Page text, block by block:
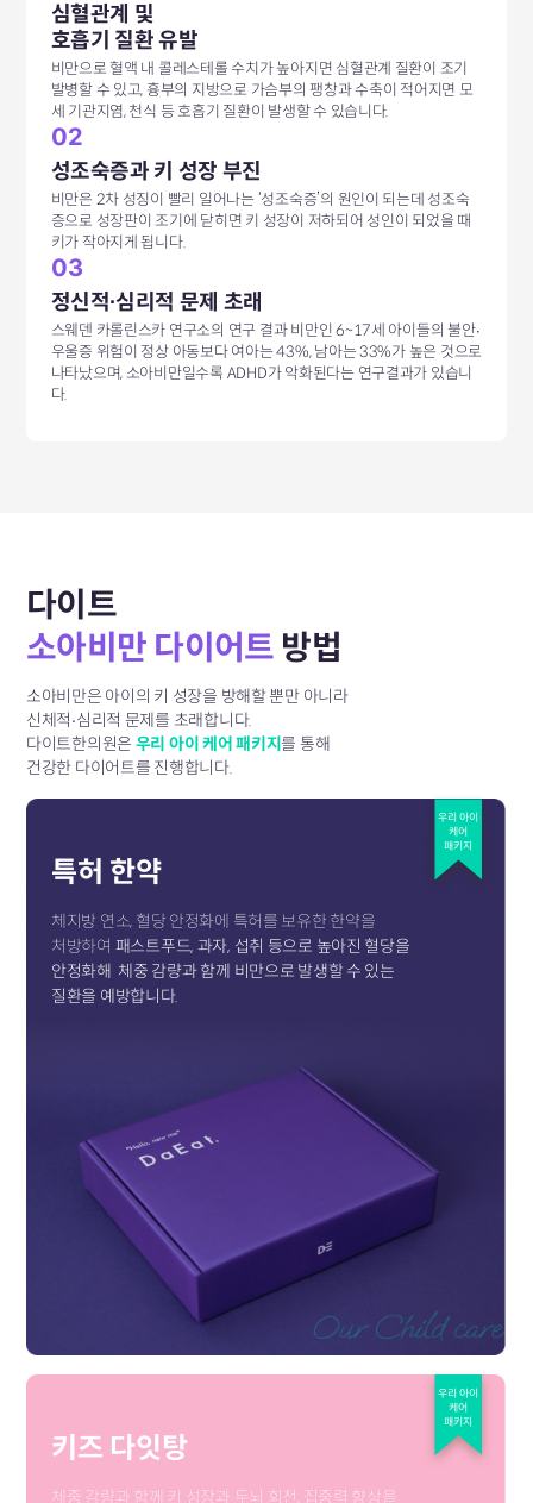
심혈관계 및
호흡기 질환 유발
비만으로 혈액 내 콜레스테롤 수치가 높아지면 심혈관계 질환이 조기
발병할 수 있고, 흉부의 지방으로 가슴부의 팽창과 수축이 적어지면 모
세 기관지염, 천식 등 호흡기 질환이 발생할 수 있습니다.
02
성조숙증과 키 성장 부진
비만은 2차 성징이 빨리 일어나는 ‘성조숙증’의 원인이 되는데 성조숙
증으로 성장판이 조기에 닫히면 키 성장이 저하되어 성인이 되었을 때
키가 작아지게 됩니다.
03
정신적∙심리적 문제 초래
스웨덴 카롤린스카 연구소의 연구 결과 비만인 6~17세 아이들의 불안∙
우울증 위험이 정상 아동보다 여아는 43%, 남아는 33%가 높은 것으로
나타났으며, 소아비만일수록 ADHD가 악화된다는 연구결과가 있습니
다.
다이트
소아비만 다이어트 방법
소아비만은 아이의 키 성장을 방해할 뿐만 아니라
신체적∙심리적 문제를 초래합니다.
다이트한의원은우리 아이 케어 패키지를 통해
건강한 다이어트를 진행합니다.
우리 아이
케어
패키지
특허 한약
체지방 연소, 혈당 안정화에 특허를 보유한 한약을
처방하여 패스트푸드, 과자, 섭취 등으로 높아진 혈당을
안정화해 체중 감량과 함께 비만으로 발생할 수 있는
질환을 예방합니다.
우리 아이
케어
패키지
키즈 다잇탕
체중 감량과 함께 키 성장과 두뇌 회전, 집중력 향상을